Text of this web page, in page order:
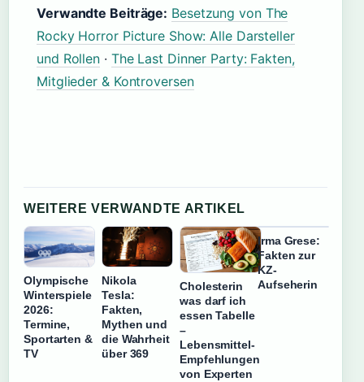
Verwandte Beiträge: Besetzung von The
Rocky Horror Picture Show: Alle Darsteller
und Rollen · The Last Dinner Party: Fakten,
Mitglieder & Kontroversen
WEITERE VERWANDTE ARTIKEL
Olympische
Winterspiele
2026:
Termine,
Sportarten &
TV
Nikola
Tesla:
Fakten,
Mythen und
die Wahrheit
über 369
Cholesterin
was darf ich
essen Tabelle
–
Lebensmittel-
Empfehlungen
von Experten
Irma Grese:
Fakten zur
KZ-
Aufseherin